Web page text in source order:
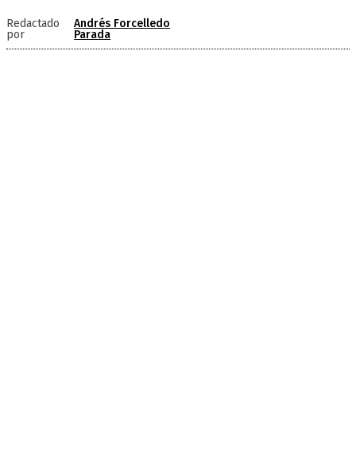
Redactado
por
Andrés Forcelledo
Parada